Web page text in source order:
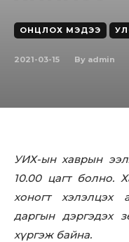
ОНЦЛОХ МЭДЭЭ
2021-03-15 By admin
УИХ-ын хаврын
10.00 цагт болно.
хоногт хэлэлцэх
даргын дэргэдэх
хүргэж байна.